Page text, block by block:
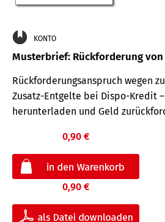
KONTO
Musterbrief: Rückforderung
Rückforderungsanspruch wegen
Zusatz-Entgelte bei Dispo-Kredit
herunterladen und Geld
0,90 €
0,90 €